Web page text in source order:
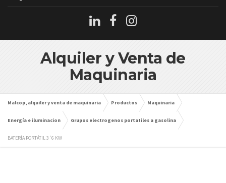
Alquiler y Venta de
Maquinaria
Malcop, alquiler y venta de maquinaria Productos Maquinaria
Energía e iluminacion Grupos electrogenos portatiles a gasolina
BATERÍA PORTÁTIL 3´6 KW